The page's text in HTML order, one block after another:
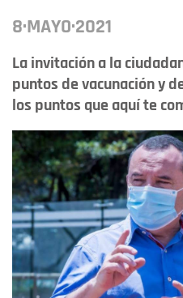
8·MAYO·2021
La invitación a la
puntos de vacunación y
los puntos que aquí te